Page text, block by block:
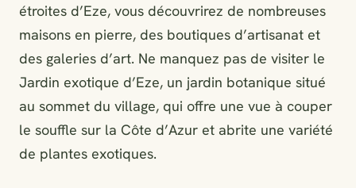
étroites d’Eze, vous découvrirez de nombreuses
maisons en pierre, des boutiques d’artisanat et
des galeries d’art. Ne manquez pas de visiter le
Jardin exotique d’Eze, un jardin botanique situé
au sommet du village, qui offre une vue à couper
le souffle sur la Côte d’Azur et abrite une variété
de plantes exotiques.